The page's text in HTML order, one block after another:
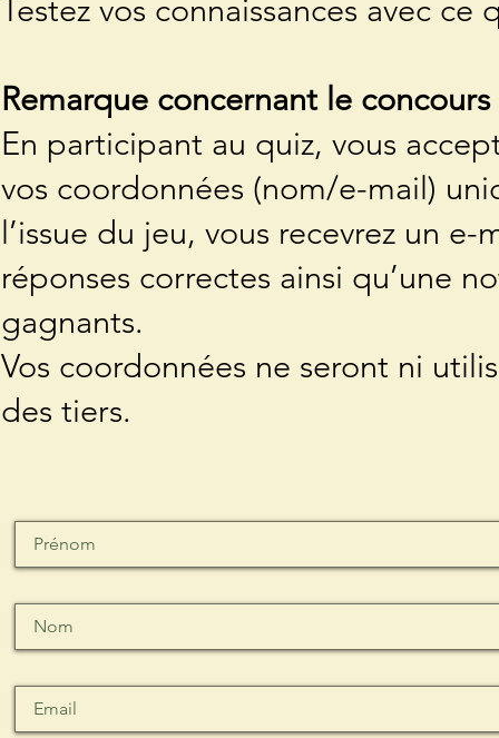
Testez vos connaissances avec
Remarque concernant le concours
En participant au quiz, vous
vos coordonnées (nom/e-mail)
l’issue du jeu, vous recevrez un
réponses correctes ainsi qu’une
gagnants.
Vos coordonnées ne seront ni
des tiers.